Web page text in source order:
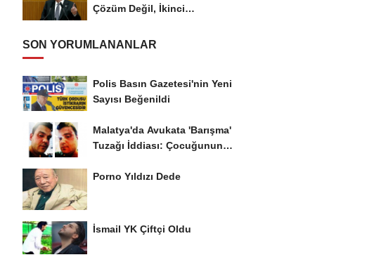
Çözüm Değil, İkinci
SON YORUMLANANLAR
Polis Basın Gazetesi'nin Yeni
Sayısı Beğenildi
Malatya'da Avukata 'Barışma'
Tuzağı İddiası: Çocuğunun
Porno Yıldızı Dede
İsmail YK Çiftçi Oldu